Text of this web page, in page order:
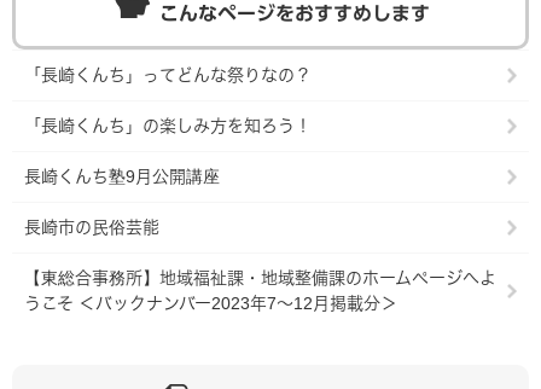
こんなページをおすすめします
「長崎くんち」ってどんな祭りなの？
「長崎くんち」の楽しみ方を知ろう！
長崎くんち塾9月公開講座
長崎市の民俗芸能
【東総合事務所】地域福祉課・地域整備課のホームページへよ
うこそ ＜バックナンバー2023年7～12月掲載分＞